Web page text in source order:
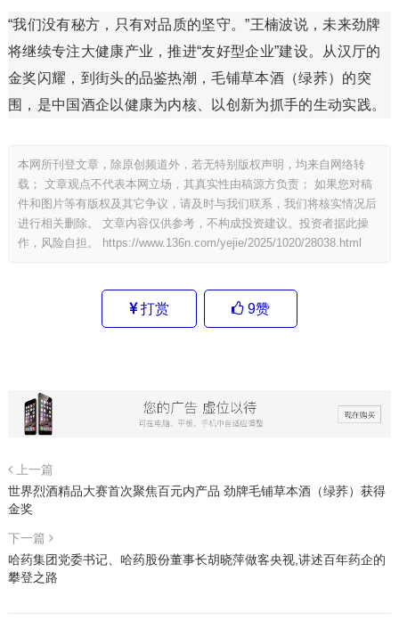
“我们没有秘方，只有对品质的坚守。”王楠波说，未来劲牌
将继续专注大健康产业，推进“友好型企业”建设。从汉厅的
金奖闪耀，到街头的品鉴热潮，毛铺草本酒（绿荞）的突
围，是中国酒企以健康为内核、以创新为抓手的生动实践。
本网所刊登文章，除原创频道外，若无特别版权声明，均来自网络转
载； 文章观点不代表本网立场，其真实性由稿源方负责； 如果您对稿
件和图片等有版权及其它争议，请及时与我们联系，我们将核实情况后
进行相关删除。 文章内容仅供参考，不构成投资建议。投资者据此操
作，风险自担。
https://www.136n.com/yejie/2025/1020/28038.html
打赏 9赞
上一篇
世界烈酒精品大赛首次聚焦百元内产品 劲牌毛铺草本酒（绿荞）获得
金奖
下一篇
哈药集团党委书记、哈药股份董事长胡晓萍做客央视,讲述百年药企的
攀登之路